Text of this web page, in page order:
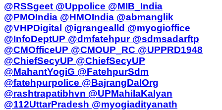
@RSSgeet @Uppolice @MIB_India
@PMOIndia @HMOIndia @abmanglik
@VHPDigital @igrangealld @myogioffice
@InfoDeptUP @dmfatehpur @sdmsadarftp
@CMOfficeUP @CMOUP_RC @UPPRD1948
@ChiefSecyUP @ChiefSecyUP
@MahantYogiG @FatehpurSdm
@fatehpurpolice @BajrangDalOrg
@rashtrapatibhvn @UPMahilaKalyan
@112UttarPradesh @myogiadityanath